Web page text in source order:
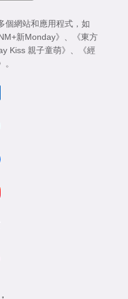
個網站和應用程式，如
NM+新Monday》 、
《東方
Kiss 親子童萌》 、
《經
。